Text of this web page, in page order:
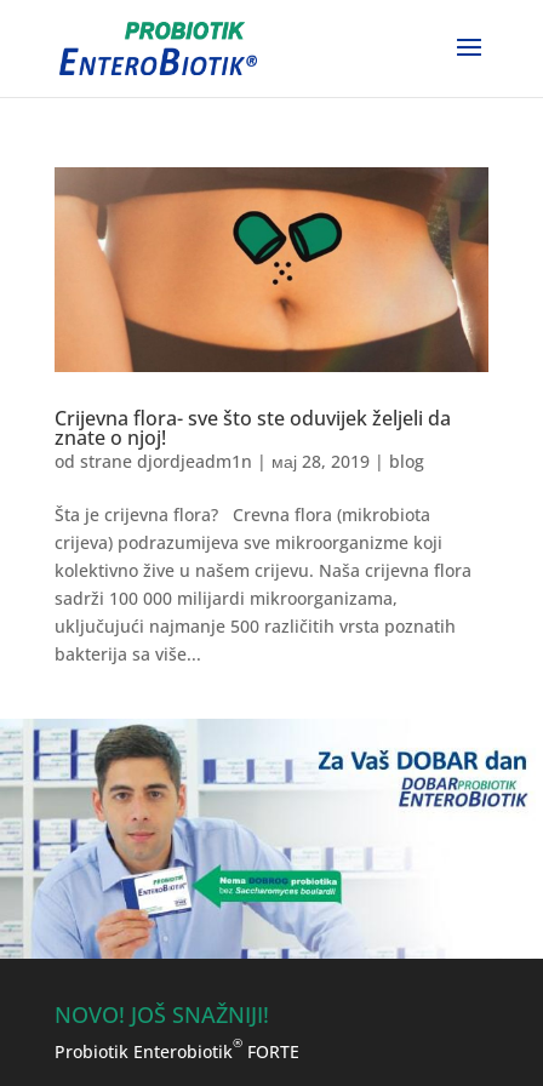
Crijevna flora- sve što ste oduvijek željeli da
znate o njoj!
od strane djordjeadm1n | мај 28, 2019| blog
Šta je crijevna flora? Crevna flora (mikrobiota
crijeva) podrazumijeva sve mikroorganizme koji
kolektivno žive u našem crijevu. Naša crijevna flora
sadrži 100 000 milijardi mikroorganizama,
uključujući najmanje 500 različitih vrsta poznatih
bakterija sa više...
NOVO! JOŠ SNAŽNIJI!
Probiotik Enterobiotik®FORTE